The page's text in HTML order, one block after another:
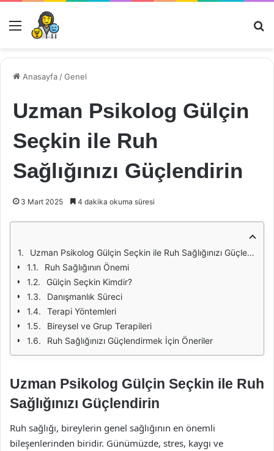
Menü
Anasayfa /Genel
Uzman Psikolog Gülçin
Seçkin ile Ruh
Sağlığınızı Güçlendirin
3 Mart 2025 4 dakika okuma süresi
Uzman Psikolog Gülçin Seçkin ile Ruh Sağlığınızı Güçlendirin
Ruh Sağlığının Önemi
Gülçin Seçkin Kimdir?
Danışmanlık Süreci
Terapi Yöntemleri
Bireysel ve Grup Terapileri
Ruh Sağlığınızı Güçlendirmek İçin Öneriler
Uzman Psikolog Gülçin Seçkin ile Ruh
Sağlığınızı Güçlendirin
Ruh sağlığı, bireylerin genel sağlığının en önemli
bileşenlerinden biridir. Günümüzde, stres, kaygı ve